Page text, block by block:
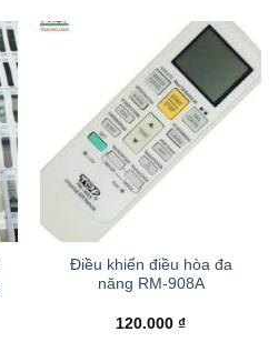
Điều khiển điều hòa đa
năng RM-908A
120.000 ₫